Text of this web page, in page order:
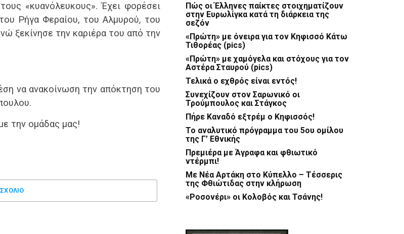
«κυανόλευκους». Έχει φορέσει
Ρήγα Φεραίου, του Αλμυρού, του
ξεκίνησε την καριέρα του από την
να ανακοίνωση την απόκτηση του
την ομάδας μας!
Πώς οι Έλληνες παίκτες στοιχηματίζουν
στην Ευρωλίγκα κατά τη διάρκεια της
σεζόν
«Πρώτη» με όνειρα για τον Κηφισσό Κάτω
Τιθορέας (pics)
«Πρώτη» με χαμόγελα και στόχους για τον
Αστέρα Σταυρού (pics)
Τελικά ο εχθρός είναι εντός!
Συνεχίζουν στον Σαρωνικό οι
Τρούμπουλος και Στάγκος
Πήρε Καναδό εξτρέμ ο Κηφισσός!
Το αναλυτικό πρόγραμμα του 5ου ομίλου
της Γ’ Εθνικής
Πρεμιέρα με Άγραφα και φθιωτικό
ντέρμπι!
Με Νέα Αρτάκη στο Κύπελλο – Τέσσερις
της Φθιώτιδας στην κλήρωση
«Ροσονέρι» οι Κολοβός και Τσάνης!